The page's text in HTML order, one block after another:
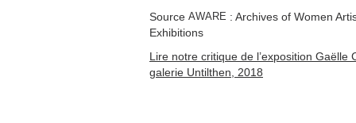
Source AWARE : Archives of Women
Exhibitions
Lire notre critique de l’exposition Gaëlle
galerie Untilthen, 2018